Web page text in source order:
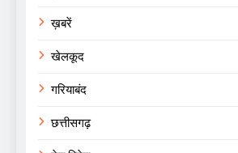
ख़बरें
खेलकूद
गरियाबंद
छत्तीसगढ़